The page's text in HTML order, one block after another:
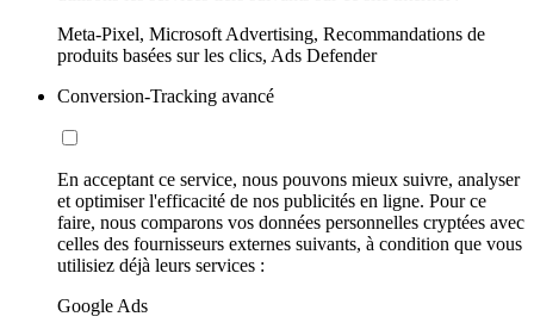
Meta-Pixel, Microsoft Advertising, Recommandations de
produits basées sur les clics, Ads Defender
Conversion-Tracking avancé
En acceptant ce service, nous pouvons mieux suivre, analyser
et optimiser l'efficacité de nos publicités en ligne. Pour ce
faire, nous comparons vos données personnelles cryptées avec
celles des fournisseurs externes suivants, à condition que vous
utilisiez déjà leurs services :
Google Ads